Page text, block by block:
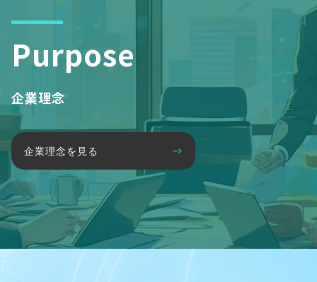
Purpose
企業理念
企業理念を見る